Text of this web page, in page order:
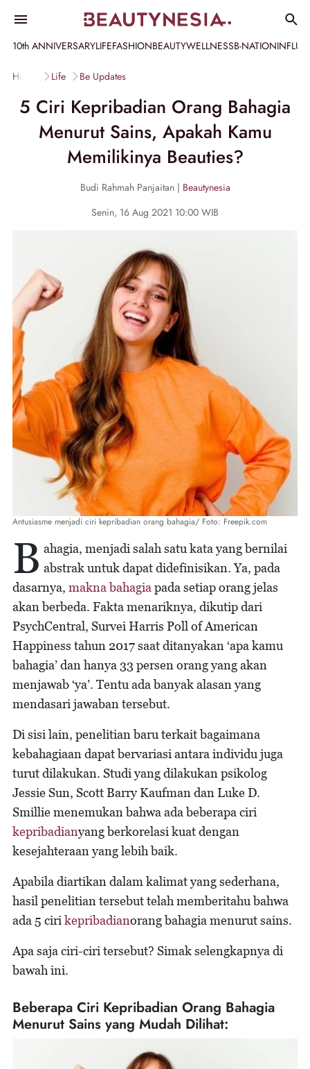
10th ANNIVERSARYLIFEFASHIONBEAUTYWELLNESSB-NATION
Home Life Be Updates
5 Ciri Kepribadian Orang Bahagia
Menurut Sains, Apakah Kamu
Memilikinya Beauties?
Budi Rahmah Panjaitan | Beautynesia
Senin, 16 Aug 2021 10:00 WIB
Antusiasme menjadi ciri kepribadian orang bahagia/ Foto: Freepik.com
B ahagia, menjadi salah satu kata yang bernilai
abstrak untuk dapat didefinisikan. Ya, pada
dasarnya, makna bahagia pada setiap orang jelas
akan berbeda. Fakta menariknya, dikutip dari
PsychCentral, Survei Harris Poll of American
Happiness tahun 2017 saat ditanyakan ‘apa kamu
bahagia’ dan hanya 33 persen orang yang akan
menjawab ‘ya’. Tentu ada banyak alasan yang
mendasari jawaban tersebut.
Di sisi lain, penelitian baru terkait bagaimana
kebahagiaan dapat bervariasi antara individu juga
turut dilakukan. Studi yang dilakukan psikolog
Jessie Sun, Scott Barry Kaufman dan Luke D.
Smillie menemukan bahwa ada beberapa ciri
kepribadianyang berkorelasi kuat dengan
kesejahteraan yang lebih baik.
Apabila diartikan dalam kalimat yang sederhana,
hasil penelitian tersebut telah memberitahu bahwa
ada 5 ciri kepribadianorang bahagia menurut sains.
Apa saja ciri-ciri tersebut? Simak selengkapnya di
bawah ini.
Beberapa Ciri Kepribadian Orang Bahagia
Menurut Sains yang Mudah Dilihat: